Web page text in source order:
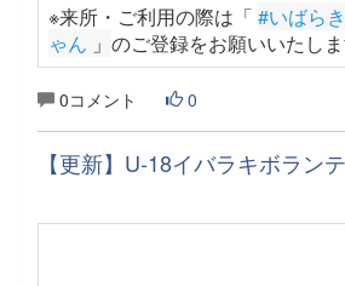
※来所・ご利用の際は「 #いばら
ゃん 」 のご登録をお願いいたしま
0コメント 0
【更新】U-18イバラキボラン